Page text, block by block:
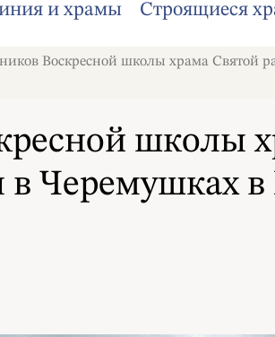
и храмы Строящиеся
Воскресной школы храма
школы
в Черемушках